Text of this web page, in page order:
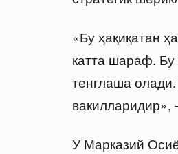
«Бу ҳақиқатан
катта шараф. Бу
тенглаша
У Марказий